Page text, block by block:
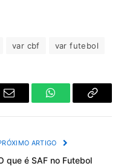
var cbf var futebol
Email WhatsAppCopiar
ARTIGO
que é SAF no Futebol